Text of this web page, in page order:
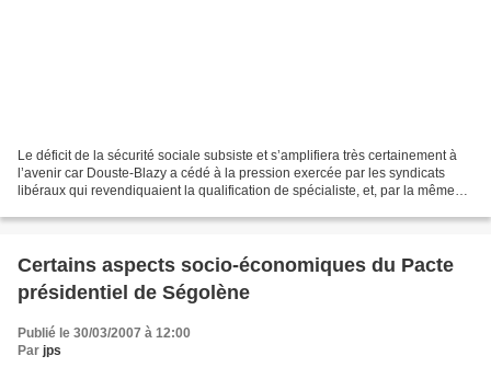
Le déficit de la sécurité sociale subsiste et s’amplifiera très certainement à
l’avenir car Douste-Blazy a cédé à la pression exercée par les syndicats
libéraux qui revendiquaient la qualification de spécialiste, et, par la même
Certains aspects socio-économiques du Pacte
présidentiel de Ségolène
Publié le 30/03/2007 à 12:00
Par jps